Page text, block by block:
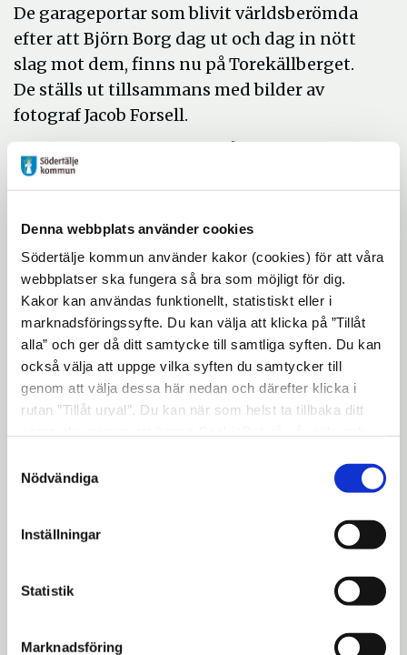
Denna webbplats använder cookies
Södertälje kommun använder kakor (cookies) för att våra
webbplatser ska fungera så bra som möjligt för dig.
Kakor kan användas funktionellt, statistiskt eller i
marknadsföringssyfte. Du kan välja att klicka på ”Tillåt
alla” och ger då ditt samtycke till samtliga syften. Du kan
också välja att uppge vilka syften du samtycker till
genom att välja dessa här nedan och därefter klicka i
rutan ”Tillåt urval”. Du kan när som helst ta tillbaka ditt
"Visa detaljer" kan du läsa om hur kakorna används och
hur vi och våra leverantörer inhämtar och behandlar
Nödvändiga
Inställningar
Statistik
Marknadsföring
De garageportar som blivit världsberömda
efter att Björn Borg dag ut och dag in nött
slag mot dem, finns nu på Torekällberget.
De ställs ut tillsammans med bilder av
fotograf Jacob Forsell.
- 1990 och är en av sin generations mest
Borgs karriär under hela 1970-talet. Från
den okände 14-åringen i Kungens Kanna
till toppmatcherna i Stockholm Open,
Masters och Davis Cup, och de stora
Wimbledonsegrarna.
Utställningen visas på handelsboden i
Torekällberget, som har öppet lördagar och
söndagar kl. 11-16 i mars.
Kristina Svidén, programintendent
kristina.sviden@sodertalje.se
066 03, helene.p.andersson@sodertalje.se